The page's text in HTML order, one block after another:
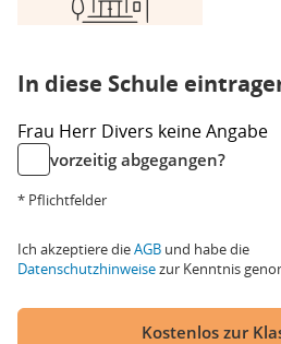
In diese Schule
Frau Herr Divers keine Angabe
vorzeitig abgegangen?
* Pflichtfelder
Ich akzeptiere dieAGB und habe die
Datenschutzhinweisezur Kenntnis
Kostenlos zur